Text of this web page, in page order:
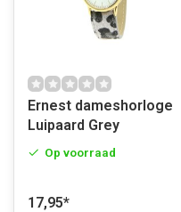
Ernest dameshorloge
Luipaard Grey
Op voorraad
17,95*